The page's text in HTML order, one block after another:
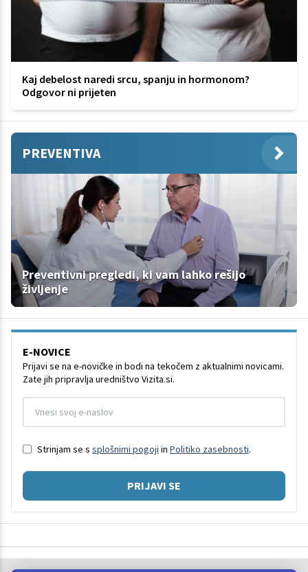
Kaj debelost naredi srcu, spanju in hormonom?
Odgovor ni prijeten
PREVENTIVA
Preventivni pregledi, ki vam lahko rešijo
življenje
E-NOVICE
Prijavi se na e-novičke in bodi na tekočem z aktualnimi novicami.
Zate jih pripravlja uredništvo Vizita.si.
Strinjam se s splošnimi pogoji in Politiko zasebnosti.
PRIJAVI SE